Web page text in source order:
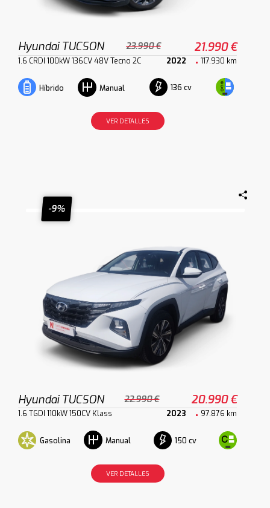
Hyundai TUCSON 23.990 € 21.990 €
1.6 CRDI 100kW 136CV 48V Tecno 2C 2022 117.930 km
Híbrido Manual 136 cv
VER DETALLES
-9%
Hyundai TUCSON 22.990 € 20.990 €
1.6 TGDI 110kW 150CV Klass 2023 97.876 km
Gasolina Manual 150 cv
VER DETALLES